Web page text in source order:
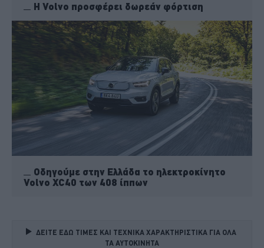
H Volvo προσφέρει δωρεάν φόρτιση
Οδηγούμε στην Ελλάδα το ηλεκτροκίνητο
Volvo XC40 των 408 ίππων
ΔΕΙΤΕ ΕΔΩ ΤΙΜΕΣ ΚΑΙ ΤΕΧΝΙΚΑ ΧΑΡΑΚΤΗΡΙΣΤΙΚΑ ΓΙΑ ΟΛΑ
ΤΑ ΑΥΤΟΚΙΝΗΤΑ